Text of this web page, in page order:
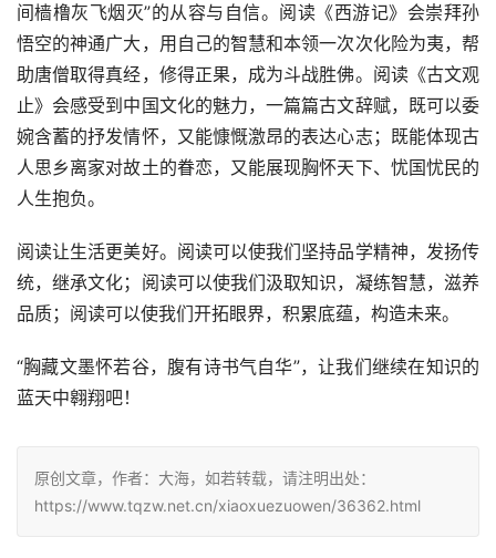
间樯橹灰飞烟灭”的从容与自信。阅读《西游记》会崇拜孙
悟空的神通广大，用自己的智慧和本领一次次化险为夷，帮
助唐僧取得真经，修得正果，成为斗战胜佛。阅读《古文观
止》会感受到中国文化的魅力，一篇篇古文辞赋，既可以委
婉含蓄的抒发情怀，又能慷慨激昂的表达心志；既能体现古
人思乡离家对故土的眷恋，又能展现胸怀天下、忧国忧民的
人生抱负。
阅读让生活更美好。阅读可以使我们坚持品学精神，发扬传
统，继承文化；阅读可以使我们汲取知识，凝练智慧，滋养
品质；阅读可以使我们开拓眼界，积累底蕴，构造未来。
“胸藏文墨怀若谷，腹有诗书气自华”，让我们继续在知识的
蓝天中翱翔吧！
原创文章，作者：大海，如若转载，请注明出处：
https://www.tqzw.net.cn/xiaoxuezuowen/36362.html